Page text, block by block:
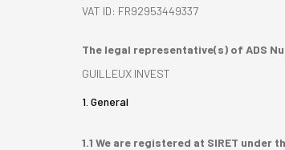
VAT ID: FR92953449337
The legal representative(s) of ADS
GUILLEUX INVEST
1. General
1.1 We are registered at SIRET